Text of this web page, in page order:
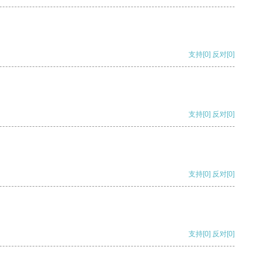
支持[0] 反对[0]
支持[0] 反对[0]
支持[0] 反对[0]
支持[0] 反对[0]